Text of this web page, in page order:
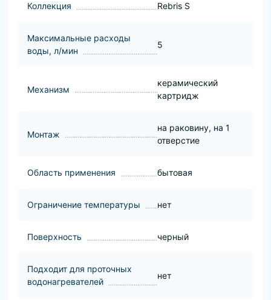
Коллекция Rebris S
Максимальные расходы
воды, л/мин
5
Механизм
керамический
картридж
Монтаж
на раковину, на 1
отверстие
Область применения бытовая
Ограничение температуры нет
Поверхность черный
Подходит для проточных
водонагревателей
нет